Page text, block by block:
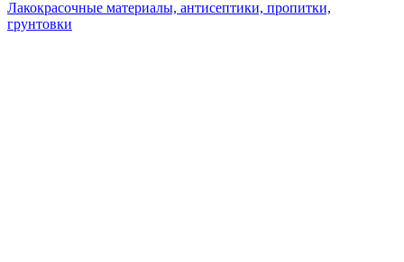
Лакокрасочные материалы, антисептики, пропитки,
грунтовки